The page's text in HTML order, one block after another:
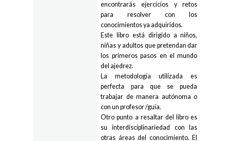
encontrarás ejercicios y retos
para resolver con los
conocimientos ya adquiridos.
Este libro está dirigido a niños,
niñas y adultos que pretendan dar
los primeros pasos en el mundo
del ajedrez.
La metodología utilizada es
perfecta para que se pueda
trabajar de manera autónoma o
con un profesor /guía.
Otro punto a resaltar del libro es
su interdisciplinariedad con las
otras áreas del conocimiento. El